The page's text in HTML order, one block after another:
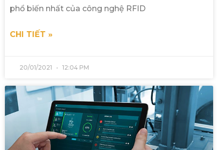
phổ biến nhất của công nghệ RFID
CHI TIẾT »
20/01/2021 12:04 PM